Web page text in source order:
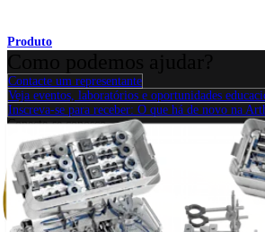
Produto
Contacte um representante
Veja eventos, laboratórios e oportunidades
Inscreva-se para receber: O que há de novo na
Conecte-se conosco
Procedimento